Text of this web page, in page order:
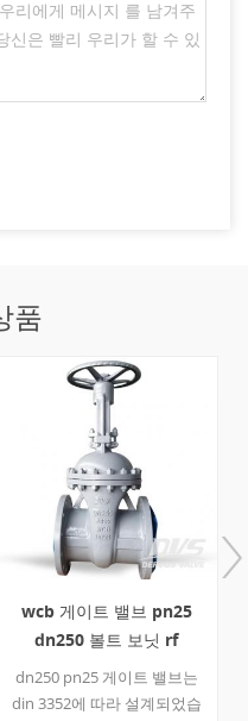
품
wcb 게이트 밸브 pn25
dn250 볼트 보닛 rf
dn250 pn25 게이트 밸브는
din 3352에 따라 설계되었습